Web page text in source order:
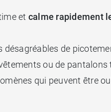
et calme rapidement
de
ou de
qui peuvent être